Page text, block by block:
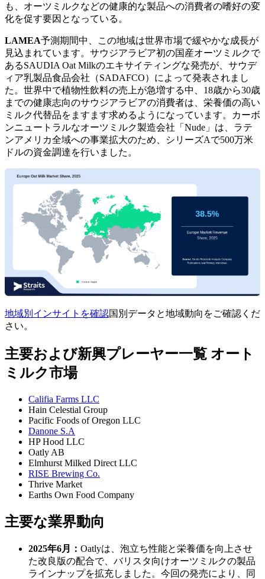
も、オーツミルクなどの健康的な製品への消費者の嗜好の変
化を促す要因となっている。
LAMEA予測期間中、この地域は世界市場で緩やかな成長が
見込まれています。サウジアラビア初の国産オーツミルクで
あるSAUDIA Oat Milkのエキサイティングな発売が、サウデ
ィア乳製品食品会社（SADAFCO）によって発表されまし
た。世界中で植物性飲料の売上が急増する中、18歳から30歳
までの健康志向のサウジアラビアの消費者は、栄養価の高い
ミルク代替品をますます求めるようになっています。カーボ
ンニュートラルなオーツミルク製造会社「Nude」は、ラテ
ンアメリカ全域への事業拡大のため、シリーズAで500万米
ドルの資金調達を行いました。
地域別インサイトを確認国別データと地域動向をご確認くだ
さい。
主要および新興プレーヤー一覧 オート
ミルク市場
Califia Farms LLC
Hain Celestial Group
Pacific Foods of Oregon LLC
Danone S.A
HP Hood LLC
Oatly AB
Elmhurst Milked Direct LLC
RISE Brewing Co.
Thrive Market
Earths Own Food Company
主要な業界動向
2025年6月： Oatlyは、泡立ち性能と栄養価を向上させ
た改良版の配合で、バリスタ向けオーツミルクの製品
ラインナップを拡充しました。今回の発売により、同